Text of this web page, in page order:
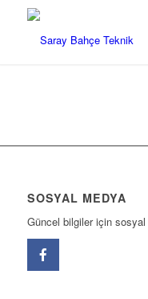
SOSYAL MEDYA
Güncel bilgiler için